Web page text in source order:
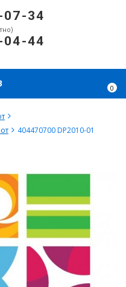
07-34
04-44
0
404470700 DP2010-01